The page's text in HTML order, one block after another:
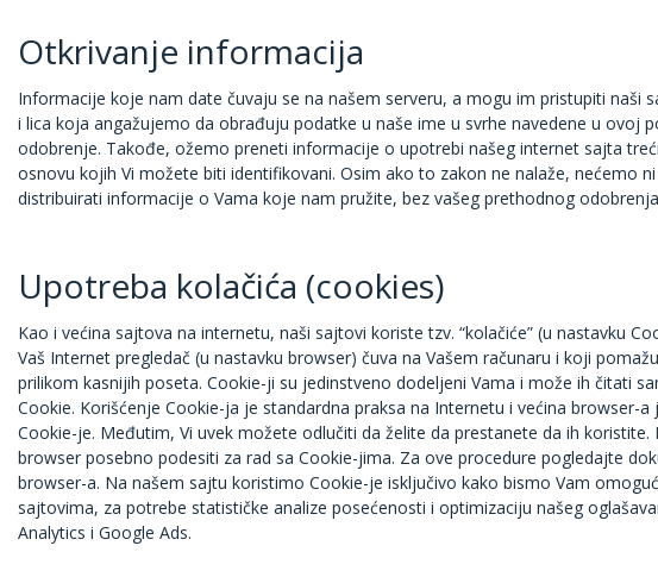
Otkrivanje informacija
Informacije koje nam date čuvaju se na našem serveru, a mogu im pristupiti naši
i lica koja angažujemo da obrađuju podatke u naše ime u svrhe navedene u ovoj
odobrenje. Takođe, ožemo preneti informacije o upotrebi našeg internet sajta
osnovu kojih Vi možete biti identifikovani. Osim ako to zakon ne nalaže, nećemo
distribuirati informacije o Vama koje nam pružite, bez vašeg prethodnog
Upotreba kolačića (cookies)
Kao i većina sajtova na internetu, naši sajtovi koriste tzv. “kolačiće” (u nastavku
Vaš Internet pregledač (u nastavku browser) čuva na Vašem računaru i koji
prilikom kasnijih poseta. Cookie-ji su jedinstveno dodeljeni Vama i može ih čitati
Cookie. Korišćenje Cookie-ja je standardna praksa na Internetu i većina browser-
Cookie-je. Međutim, Vi uvek možete odlučiti da želite da prestanete da ih
browser posebno podesiti za rad sa Cookie-jima. Za ove procedure pogledajte
browser-a. Na našem sajtu koristimo Cookie-je isključivo kako bismo Vam
sajtovima, za potrebe statističke analize posećenosti i optimizaciju našeg
Analytics i Google Ads.